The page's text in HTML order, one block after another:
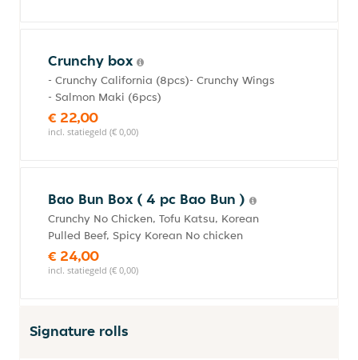
Crunchy box
- Crunchy California (8pcs)- Crunchy Wings
- Salmon Maki (6pcs)
€ 22,00
incl. statiegeld (€ 0,00)
Bao Bun Box ( 4 pc Bao Bun )
Crunchy No Chicken, Tofu Katsu, Korean
Pulled Beef, Spicy Korean No chicken
€ 24,00
incl. statiegeld (€ 0,00)
Signature rolls